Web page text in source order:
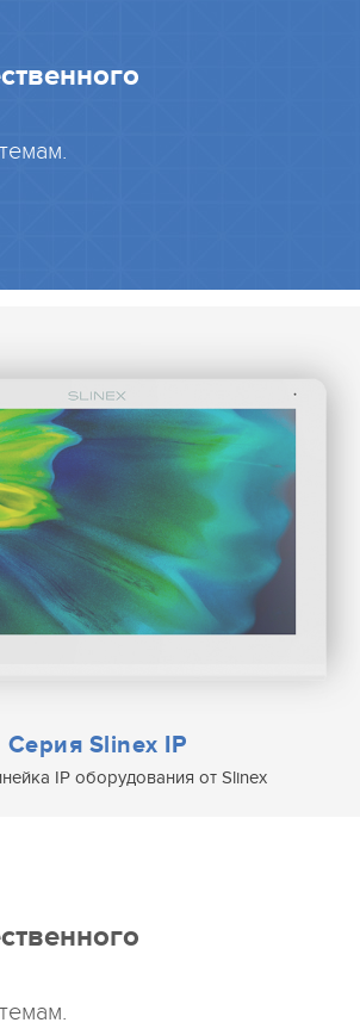
Серия Slinex IP
IP оборудования от Slinex